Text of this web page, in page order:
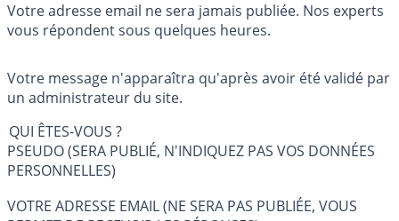
Votre adresse email ne sera jamais publiée. Nos experts
vous répondent sous quelques heures.
Votre message n'apparaîtra qu'après avoir été validé par
un administrateur du site.
QUI ÊTES-VOUS ?
PSEUDO (SERA PUBLIÉ, N'INDIQUEZ PAS VOS DONNÉES
PERSONNELLES)
VOTRE ADRESSE EMAIL (NE SERA PAS PUBLIÉE, VOUS